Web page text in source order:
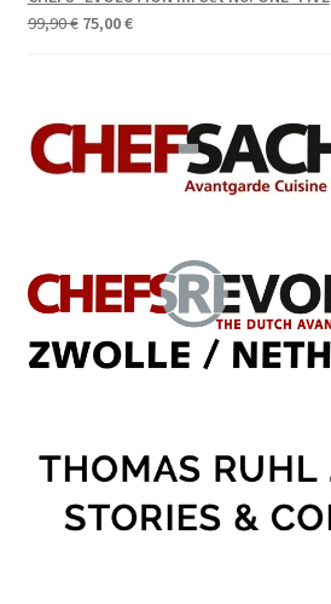
99,90€ Ursprünglicher
75,00€Aktueller